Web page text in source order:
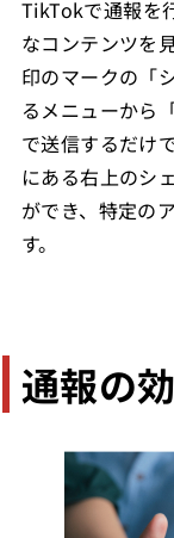
TikTokで通報を
なコンテンツを
印のマークの「
るメニューから
で送信するだけ
にある右上のシ
ができ、特定の
す。
通報の